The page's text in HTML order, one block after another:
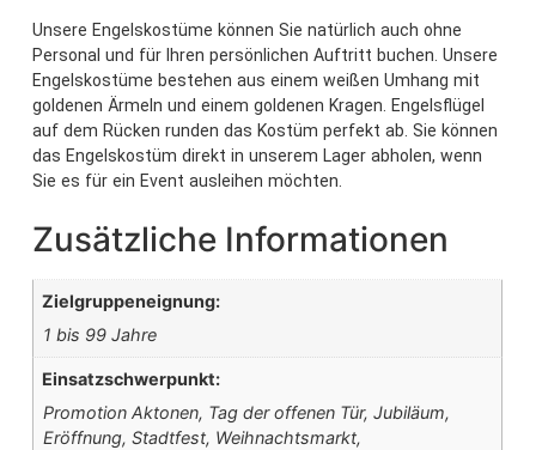
Unsere Engelskostüme können Sie natürlich auch ohne
Personal und für Ihren persönlichen Auftritt buchen. Unsere
Engelskostüme bestehen aus einem weißen Umhang mit
goldenen Ärmeln und einem goldenen Kragen. Engelsflügel
auf dem Rücken runden das Kostüm perfekt ab. Sie können
das Engelskostüm direkt in unserem Lager abholen, wenn
Sie es für ein Event ausleihen möchten.
Zusätzliche Informationen
Zielgruppeneignung:
1 bis 99 Jahre
Einsatzschwerpunkt:
Promotion Aktonen, Tag der offenen Tür, Jubiläum,
Eröffnung, Stadtfest, Weihnachtsmarkt,